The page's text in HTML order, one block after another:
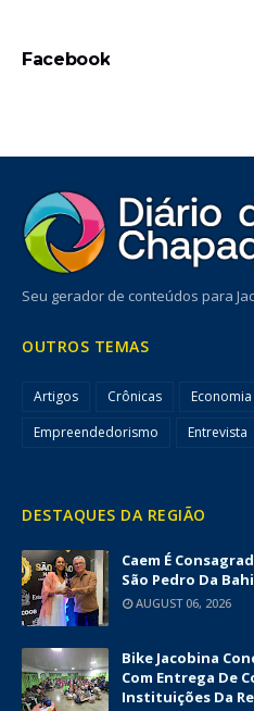
Facebook
Seu gerador de conteúdos para
OUTROS TEMAS
Artigos Crônicas Economia
Empreendedorismo
Entrevista
DESTAQUES DA REGIÃO
Caem É
São Pedro Da
AUGUST 06, 2026
Bike Jacobina
Com Entrega De
Instituições Da